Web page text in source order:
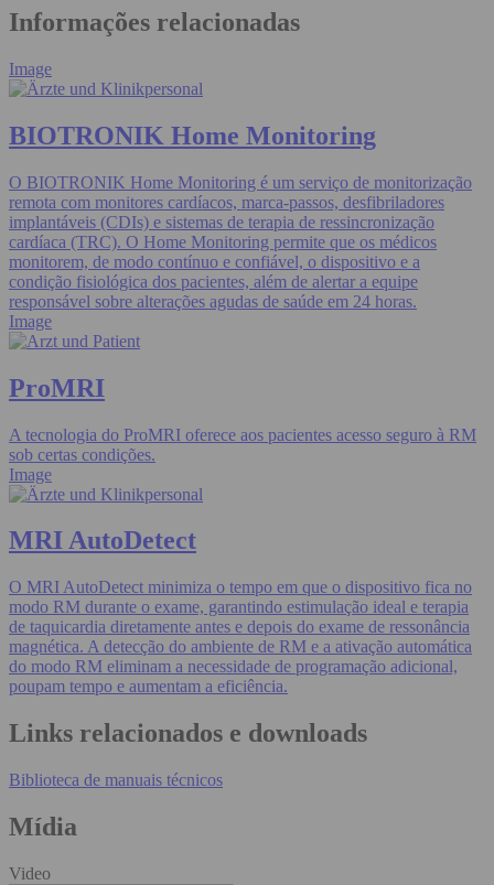
Informações relacionadas
Image
BIOTRONIK Home Monitoring
O BIOTRONIK Home Monitoring é um serviço de monitorização
remota com monitores cardíacos, marca-passos, desfibriladores
implantáveis (CDIs) e sistemas de terapia de ressincronização
cardíaca (TRC). O Home Monitoring permite que os médicos
monitorem, de modo contínuo e confiável, o dispositivo e a
condição fisiológica dos pacientes, além de alertar a equipe
responsável sobre alterações agudas de saúde em 24 horas.
Image
ProMRI
A tecnologia do ProMRI oferece aos pacientes acesso seguro à RM
sob certas condições.
Image
MRI AutoDetect
O MRI AutoDetect minimiza o tempo em que o dispositivo fica no
modo RM durante o exame, garantindo estimulação ideal e terapia
de taquicardia diretamente antes e depois do exame de ressonância
magnética. A detecção do ambiente de RM e a ativação automática
do modo RM eliminam a necessidade de programação adicional,
poupam tempo e aumentam a eficiência.
Links relacionados e downloads
Biblioteca de manuais técnicos
Mídia
Video